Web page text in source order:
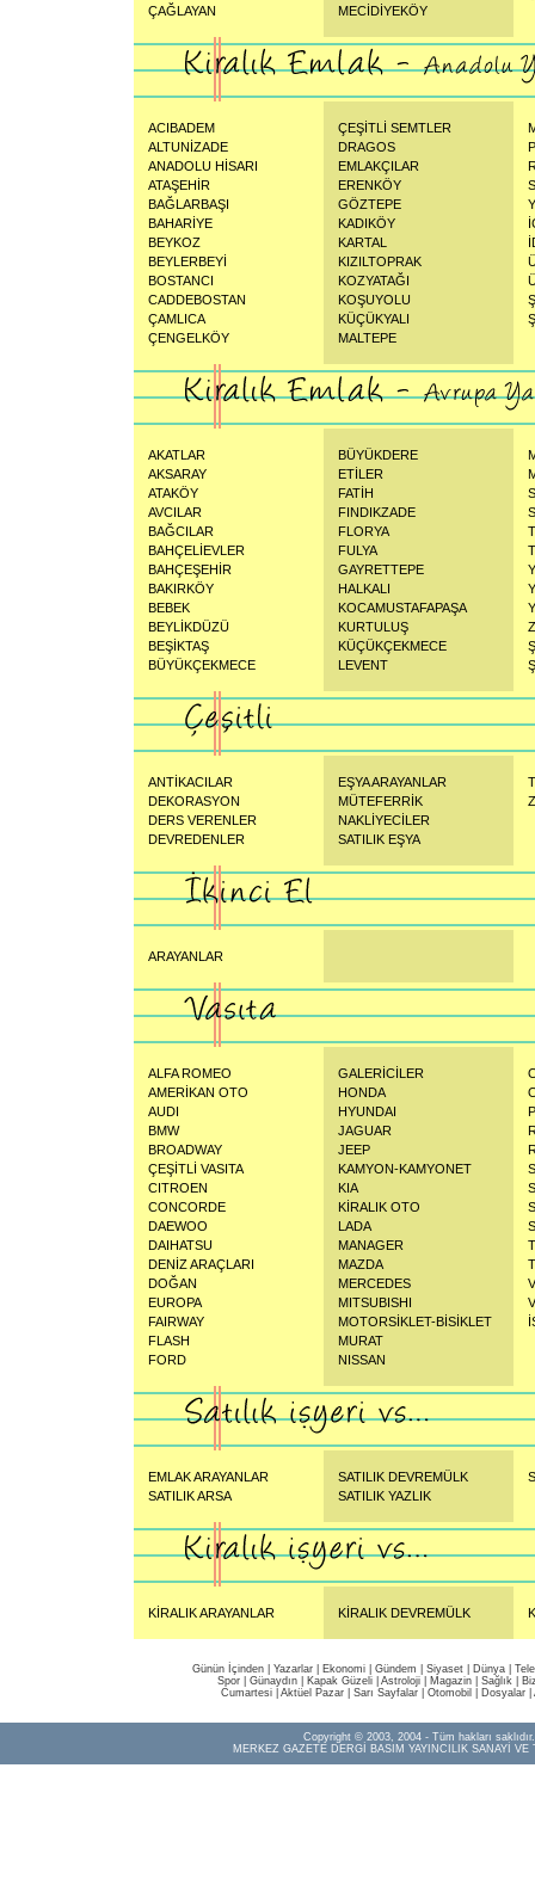
ÇAĞLAYAN
MECİDİYEKÖY
ACIBADEM
ALTUNİZADE
ANADOLU HİSARI
ATAŞEHİR
BAĞLARBAŞI
BAHARİYE
BEYKOZ
BEYLERBEYİ
BOSTANCI
CADDEBOSTAN
ÇAMLICA
ÇENGELKÖY
ÇEŞİTLİ SEMTLER
DRAGOS
EMLAKÇILAR
ERENKÖY
GÖZTEPE
KADIKÖY
KARTAL
KIZILTOPRAK
KOZYATAĞI
KOŞUYOLU
KÜÇÜKYALI
MALTEPE
AKATLAR
AKSARAY
ATAKÖY
AVCILAR
BAĞCILAR
BAHÇELİEVLER
BAHÇEŞEHİR
BAKIRKÖY
BEBEK
BEYLİKDÜZÜ
BEŞİKTAŞ
BÜYÜKÇEKMECE
BÜYÜKDERE
ETİLER
FATİH
FINDIKZADE
FLORYA
FULYA
GAYRETTEPE
HALKALI
KOCAMUSTAFAPAŞA
KURTULUŞ
KÜÇÜKÇEKMECE
LEVENT
ANTİKACILAR
DEKORASYON
DERS VERENLER
DEVREDENLER
EŞYA ARAYANLAR
MÜTEFERRİK
NAKLİYECİLER
SATILIK EŞYA
ARAYANLAR
ALFA ROMEO
AMERİKAN OTO
AUDI
BMW
BROADWAY
ÇEŞİTLİ VASITA
CITROEN
CONCORDE
DAEWOO
DAIHATSU
DENİZ ARAÇLARI
DOĞAN
EUROPA
FAIRWAY
FLASH
FORD
GALERİCİLER
HONDA
HYUNDAI
JAGUAR
JEEP
KAMYON-KAMYONET
KIA
KİRALIK OTO
LADA
MANAGER
MAZDA
MERCEDES
MITSUBISHI
MOTORSİKLET-BİSİKLET
MURAT
NISSAN
EMLAK ARAYANLAR
SATILIK ARSA
SATILIK DEVREMÜLK
SATILIK YAZLIK
KİRALIK ARAYANLAR KİRALIK DEVREMÜLK
Günün İçinden Yazarlar Ekonomi Gündem Siyaset Dünya |
Spor
Günaydın Kapak Güzeli Astroloji Magazin Sağlık
Cumartesi| Aktüel Pazar| Sarı Sayfalar| Otomobil Dosyalar|
Copyright © 2003, 2004 - Tüm hakları saklıdır.
MERKEZ GAZETE DERGİ BASIM YAYINCILIK SANAYİ VE